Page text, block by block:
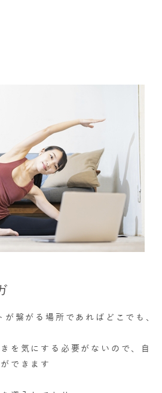
繋がる場所であればどこでも、
を気にする必要がないので、自
できます